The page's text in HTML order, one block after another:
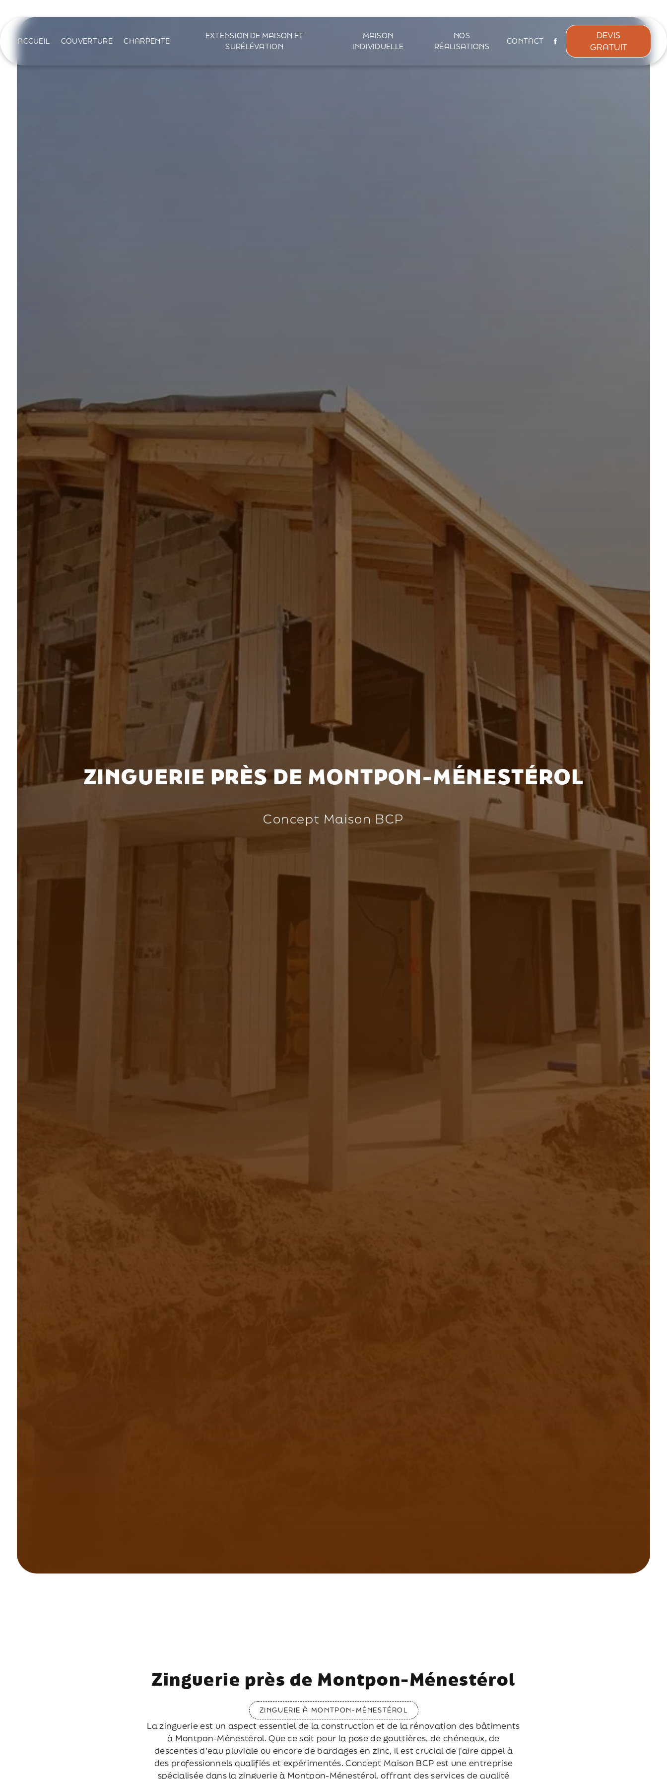
ACCUEIL COUVERTURE CHARPENTE
EXTENSION DE MAISON ET
SURÉLÉVATION
MAISON
INDIVIDUELLE
NOS
RÉALISATIONS
CONTACT
DEVIS
GRATUIT
ZINGUERIE PRÈS DE MONTPON-MÉNESTÉROL
Concept Maison BCP
Zinguerie près de Montpon-Ménestérol
ZINGUERIE À MONTPON-MÉNESTÉROL
La zinguerie est un aspect essentiel de la construction et de la rénovation des bâtiments
à Montpon-Ménestérol. Que ce soit pour la pose de gouttières, de chéneaux, de
descentes d'eau pluviale ou encore de bardages en zinc, il est crucial de faire appel à
des professionnels qualifiés et expérimentés. Concept Maison BCP est une entreprise
spécialisée dans la zinguerie à Montpon-Ménestérol, offrant des services de qualité